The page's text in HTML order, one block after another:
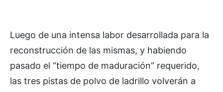
Luego de una intensa labor desarrollada para la
reconstrucción de las mismas, y habiendo
pasado el “tiempo de maduración” requerido,
las tres pistas de polvo de ladrillo volverán a